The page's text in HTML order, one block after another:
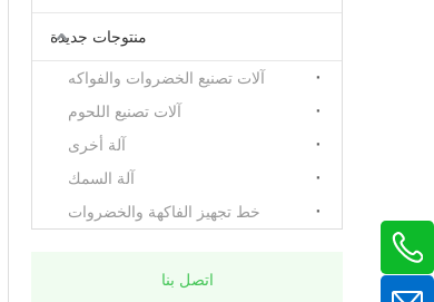
منتوجات جديدة
آلات تصنيع الخضروات والفواكه
آلات تصنيع اللحوم
آلة أخرى
آلة السمك
خط تجهيز الفاكهة والخضروات
اتصل بنا